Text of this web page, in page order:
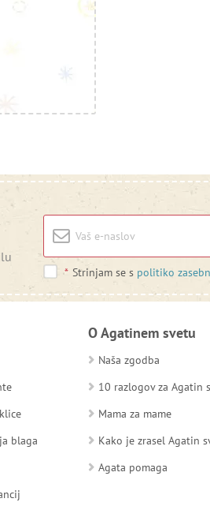
* Strinjam se s politiko
blaga
O Agatinem svetu
Naša zgodba
10 razlogov za Agatin
Mama za mame
Kako je zrasel Agatin
Agata pomaga